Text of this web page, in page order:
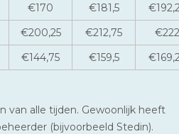
€170 €181,5
€200,25 €212,75
€222
€144,75 €159,5
van alle tijden. Gewoonlijk heeft
(bijvoorbeeld Stedin).